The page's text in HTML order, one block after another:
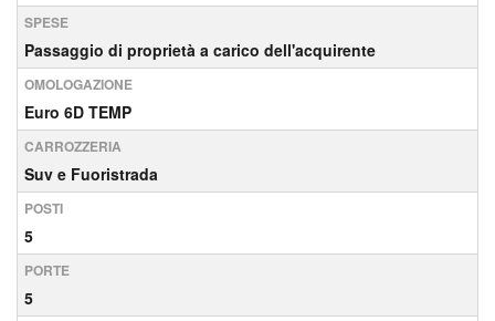
SPESE
Passaggio di proprietà a carico dell'acquirente
OMOLOGAZIONE
Euro 6D TEMP
CARROZZERIA
Suv e Fuoristrada
POSTI
5
PORTE
5